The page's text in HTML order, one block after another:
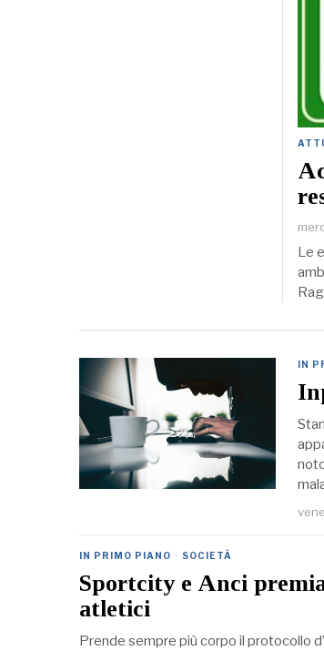
Le
IN
IN PRIMO PIANO · SOCIETÀ
Sportcity e Anci
atletici
Prende sempre più corpo il protocollo